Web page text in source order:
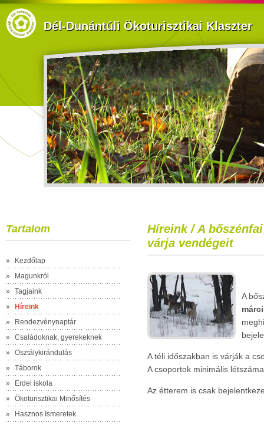
Dél-Dunántúli Ökoturisztikai Klaszter
Tartalom
»
Kezdőlap
»
Magunkról
»
Tagjaink
»
Híreink
»
Rendezvénynaptár
»
Családoknak, gyerekeknek
»
Osztálykirándulás
»
Táborok
»
Erdei iskola
»
Ökoturisztikai Minősítés
»
Hasznos Ismeretek
Híreink / A
várja vendégeit
A
A téli időszakban is várják a
A csoportok minimális
Az étterem is csak